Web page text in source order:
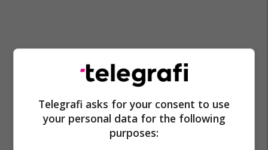
Telegrafi asks for your consent to use
your personal data for the following
purposes: